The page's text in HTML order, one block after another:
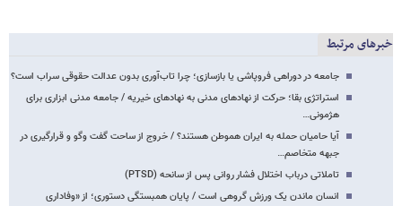
خبرهای مرتبط
جامعه در دوراهی فروپاشی یا بازسازی؛ چرا تاب‌آوری بدون عدالت حقوقی سراب است؟
استراتژی بقا؛ حرکت از نهادهای مدنی به نهادهای خیریه / جامعه مدنی ابزاری برای
هژمونی…
آیا حامیان حمله به ایران هموطن هستند؟ / خروج از ساحت گفت وگو و قرارگیری در
جبهه متخاصم…
تاملاتی درباب اختلال فشار روانی پس از سانحه (PTSD)
انسان ماندن یک ورزش گروهی است / پایان همبستگی دستوری؛ از «وفاداری